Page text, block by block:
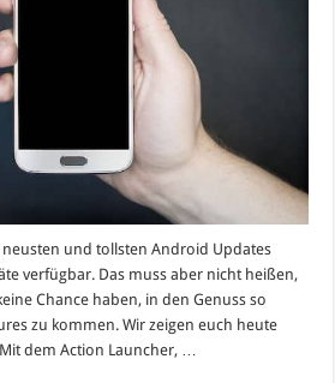
neusten und tollsten Android Updates
verfügbar. Das muss aber nicht heißen,
Chance haben, in den Genuss so
zu kommen. Wir zeigen euch heute
dem Action Launcher, …